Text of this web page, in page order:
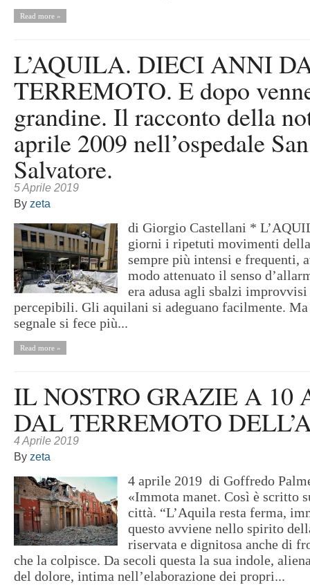
Read more »
L’AQUILA. DIECI ANNI
TERREMOTO. E dopo
grandine. Il racconto della
aprile 2009 nell’ospedale San
Salvatore.
5 Aprile 2019
By zeta
di Giorgio Castellani *
giorni i ripetuti movimenti della
sempre più intensi e frequenti,
modo attenuato il senso
era adusa agli sbalzi improvvisi
percepibili. Gli aquilani si adeguano facilmente.
segnale si fece più...
Read more »
IL NOSTRO GRAZIE A 10
DAL TERREMOTO
4 Aprile 2019
By zeta
4 aprile 2019 di Goffredo
«Immota manet. Così è scritto
città. “L’Aquila resta ferma,
questo avviene nello spirito
riservata e dignitosa anche di
che la colpisce. Da secoli questa la sua indole,
del dolore, intima nell’elaborazione dei propri...